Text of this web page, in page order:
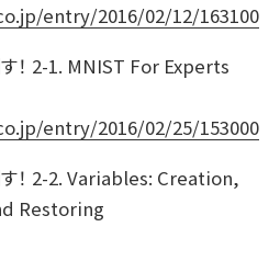
entry/2016/02/12/163100
！ 2-1. MNIST For Experts
entry/2016/02/25/153000
！ 2-2. Variables: Creation,
Restoring